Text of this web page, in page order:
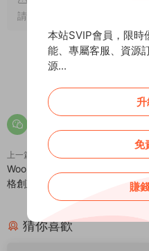
請注明出處。
上一篇
Woo Product Table Pro – 快速表
格創建WordPress插件 – v8.0.3
猜你喜歡
本站SVIP會員，限時
能、專屬客服、資源
源...
免
賺